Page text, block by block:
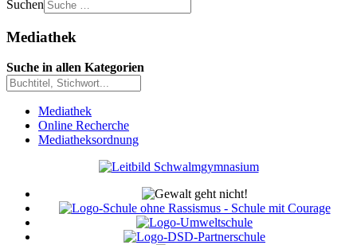
Suchen
Mediathek
Suche in allen Kategorien
Mediathek
Online Recherche
Mediatheksordnung